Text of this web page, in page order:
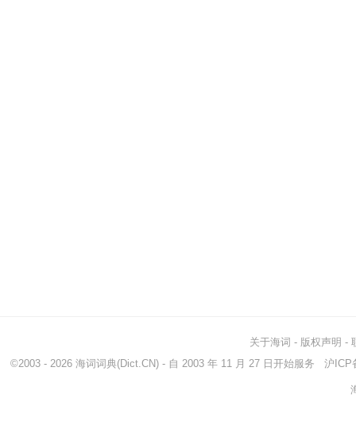
关于海词 - 版权声明 -
©2003 - 2026 海词词典(Dict.CN) - 自 2003 年 11 月 27 日开始服务 沪ICP